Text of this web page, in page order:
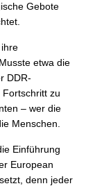
Gebote
etwa die
DDR-
zu
– wer die
Menschen.
Einführung
European
denn jeder